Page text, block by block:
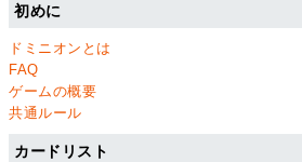
初めに
ドミニオンとは
FAQ
ゲームの概要
共通ルール
カードリスト